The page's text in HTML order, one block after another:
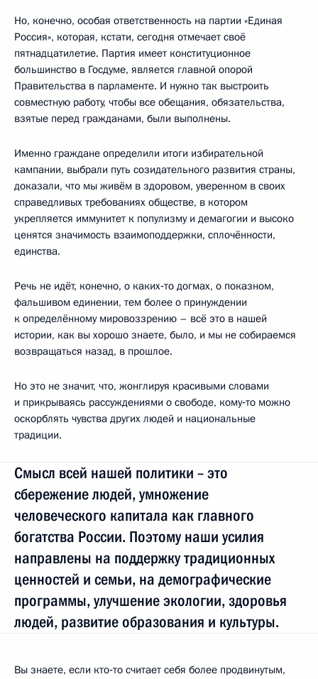
Но, конечно, особая ответственность на партии «Единая
Россия», которая, кстати, сегодня отмечает своё
пятнадцатилетие. Партия имеет конституционное
большинство в Госдуме, является главной опорой
Правительства в парламенте. И нужно так выстроить
совместную работу, чтобы все обещания, обязательства,
взятые перед гражданами, были выполнены.
Именно граждане определили итоги избирательной
кампании, выбрали путь созидательного развития страны,
доказали, что мы живём в здоровом, уверенном в своих
справедливых требованиях обществе, в котором
укрепляется иммунитет к популизму и демагогии и высоко
ценятся значимость взаимоподдержки, сплочённости,
единства.
Речь не идёт, конечно, о каких‑то догмах, о показном,
фальшивом единении, тем более о принуждении
к определённому мировоззрению – всё это в нашей
истории, как вы хорошо знаете, было, и мы не собираемся
возвращаться назад, в прошлое.
Но это не значит, что, жонглируя красивыми словами
и прикрываясь рассуждениями о свободе, кому‑то можно
оскорблять чувства других людей и национальные
традиции.
Смысл всей нашей политики – это
сбережение людей, умножение
человеческого капитала как главного
богатства России. Поэтому наши усилия
направлены на поддержку традиционных
ценностей и семьи, на демографические
программы, улучшение экологии, здоровья
людей, развитие образования и культуры.
Вы знаете, если кто‑то считает себя более продвинутым,